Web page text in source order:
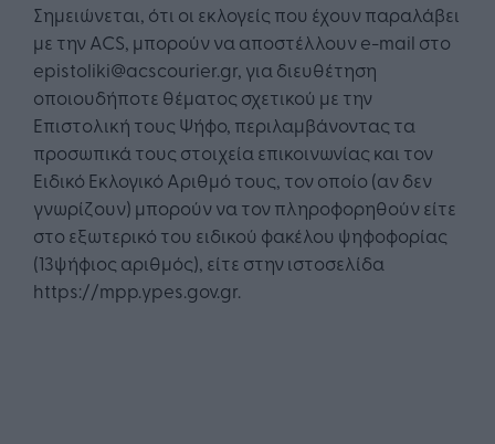
Σημειώνεται, ότι οι εκλογείς που έχουν παραλάβει
με την ACS, μπορούν να αποστέλλουν e-mail στο
epistoliki@acscourier.gr, για διευθέτηση
οποιουδήποτε θέματος σχετικού με την
Επιστολική τους Ψήφο, περιλαμβάνοντας τα
προσωπικά τους στοιχεία επικοινωνίας και τον
Ειδικό Εκλογικό Αριθμό τους, τον οποίο (αν δεν
γνωρίζουν) μπορούν να τον πληροφορηθούν είτε
στο εξωτερικό του ειδικού φακέλου ψηφοφορίας
(13ψήφιος αριθμός), είτε στην ιστοσελίδα
https://mpp.ypes.gov.gr.